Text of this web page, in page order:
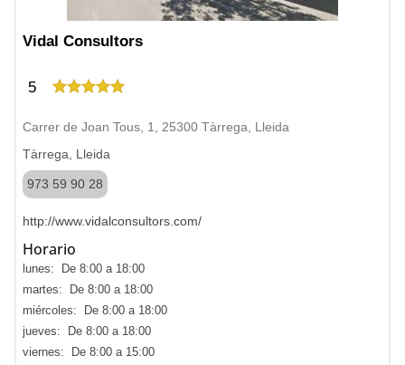
Vidal Consultors
5
Carrer de Joan Tous, 1, 25300 Tàrrega, Lleida
Tàrrega, Lleida
973 59 90 28
http://www.vidalconsultors.com/
Horario
lunes: De 8:00 a 18:00
martes: De 8:00 a 18:00
miércoles: De 8:00 a 18:00
jueves: De 8:00 a 18:00
viernes: De 8:00 a 15:00